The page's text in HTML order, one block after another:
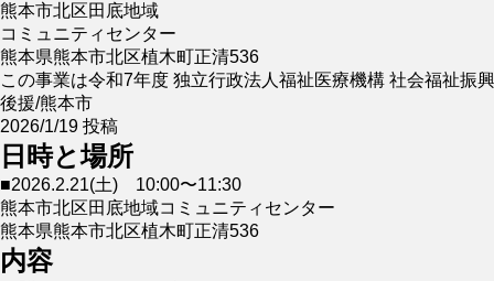
熊本市北区田底地域
コミュニティセンター
熊本県熊本市北区植木町正清536
この事業は令和7年度 独立行政法人福祉医療機構 社会福祉振
後援/熊本市
2026/1/19 投稿
日時と場所
■2026.2.21(土) 10:00〜11:30
熊本市北区田底地域コミュニティセンター
熊本県熊本市北区植木町正清536
内容